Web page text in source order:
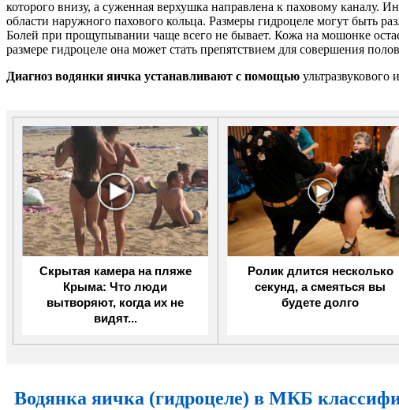
которого внизу, а суженная верхушка направлена к паховому каналу.
области наружного пахового кольца. Размеры гидроцеле могут быть
Болей при прощупывании чаще всего не бывает. Кожа на мошонке
размере гидроцеле она может стать препятствием для совершения
Диагноз водянки яичка устанавливают с помощью
Скрытая камера на пляже
Крыма: Что люди
вытворяют, когда их не
видят...
Ролик длится несколько
секунд, а смеяться вы
будете долго
Водянка яичка (гидроцеле) в МКБ